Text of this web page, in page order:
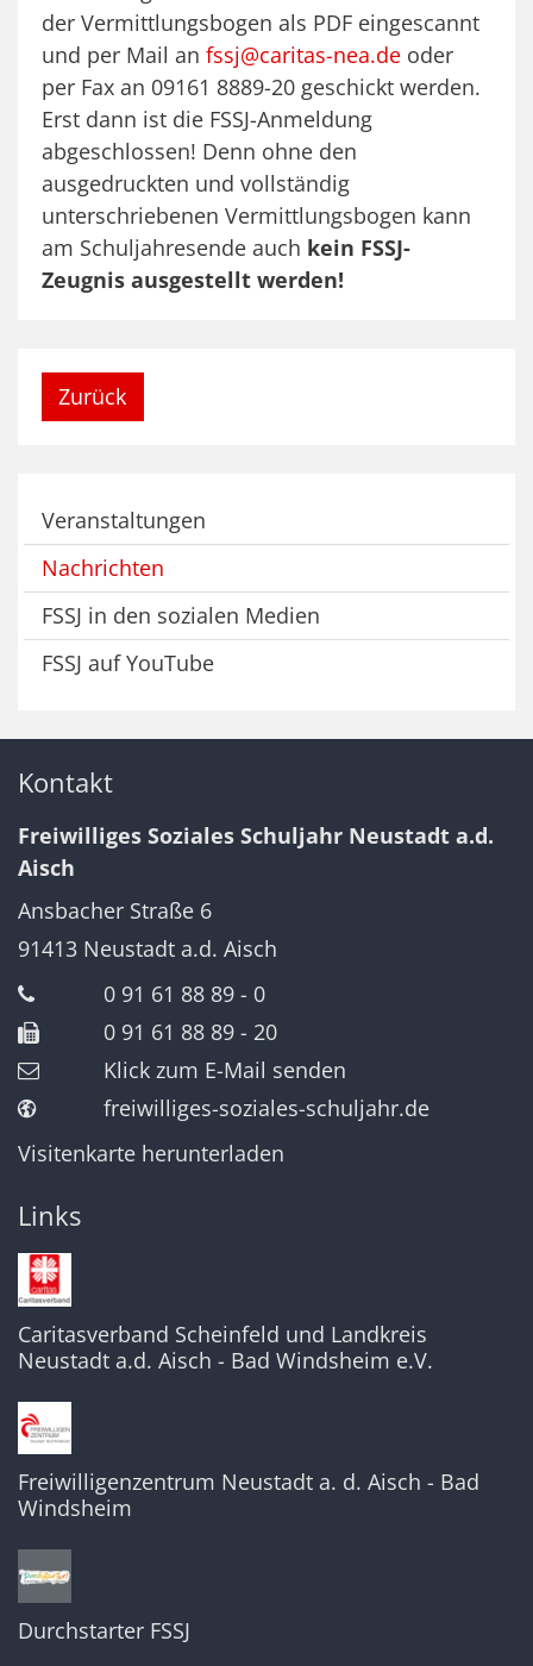
der Vermittlungsbogen als PDF eingescannt
und per Mail an fssj@caritas-nea.de oder
per Fax an 09161 8889-20 geschickt werden.
Erst dann ist die FSSJ-Anmeldung
abgeschlossen! Denn ohne den
ausgedruckten und vollständig
unterschriebenen Vermittlungsbogen kann
am Schuljahresende auch kein FSSJ-
Zeugnis ausgestellt werden!
Zurück
Veranstaltungen
Nachrichten
FSSJ in den sozialen Medien
FSSJ auf YouTube
Kontakt
Freiwilliges Soziales Schuljahr Neustadt a.d.
Aisch
Ansbacher Straße 6
91413 Neustadt a.d. Aisch
0 91 61 88 89 - 0
0 91 61 88 89 - 20
Klick zum E-Mail senden
freiwilliges-soziales-schuljahr.de
Visitenkarte herunterladen
Links
Caritasverband Scheinfeld und Landkreis
Neustadt a.d. Aisch - Bad Windsheim e.V.
Freiwilligenzentrum Neustadt a. d. Aisch - Bad
Windsheim
Durchstarter FSSJ